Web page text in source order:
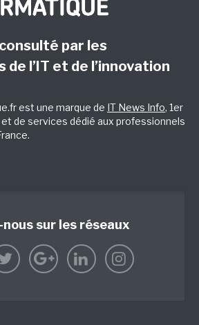
par les
l’IT et de l’innovation
est une marque de IT News Info, 1er
de services dédié aux professionnels
nous sur les réseaux